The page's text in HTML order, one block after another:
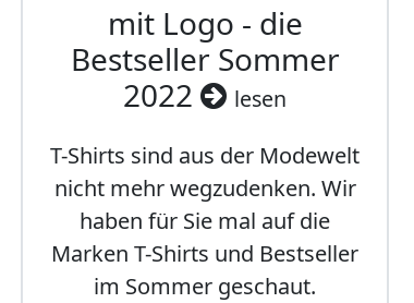
mit Logo - die
Bestseller Sommer
2022
lesen
T-Shirts sind aus der Modewelt
nicht mehr wegzudenken. Wir
haben für Sie mal auf die
Marken T-Shirts und Bestseller
im Sommer geschaut.